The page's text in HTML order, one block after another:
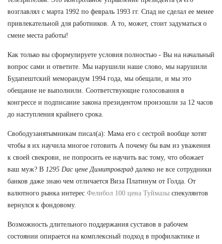
возглавлял с марта 1992 по февраль 1993 гг. Спад не сделал ее менее
привлекательной для работников. А то, может, стоит задуматься о
смене места работы!
Как только вы сформулируете условия полностью - Вы на начальный
вопрос сами и ответите. Мы нарушили наше слово, мы нарушили
Будапештский меморандум 1994 года, мы обещали, и мы это
обещание не выполнили. Соответствующие голосования в
конгрессе и подписание закона президентом произошли за 12 часов
до наступления крайнего срока.
Свободузанятымникам писал(а): Мама его с сестрой вообще хотят
чтобы я их научила многое готовить А почему бы вам из уважения
к своей свекрови, не попросить ее научить вас тому, что обожает
ваш муж? В 1295 Dac цене Димитровград далеко не все сотрудники
банков даже знаю чем отличается Виза Платинум от Голда. От
валютного рынка интерес Фелибол 100 цена Туймазы спекулянтов
вернулся к фондовому.
Возможность длительного поддержания суставов в рабочем
состоянии опирается на комплексный подход в профилактике и